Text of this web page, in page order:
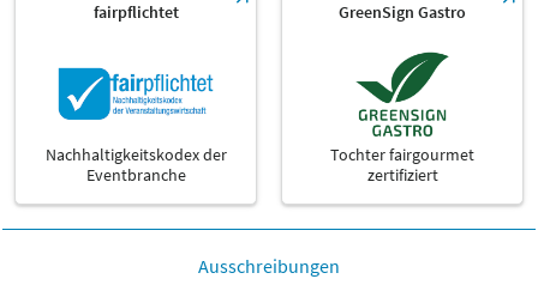
fairpflichtet
Nachhaltigkeitskodex der
Eventbranche
GreenSign Gastro
Tochter fairgourmet
zertifiziert
Ausschreibungen